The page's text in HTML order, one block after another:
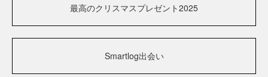
最高のクリスマスプレゼント2025
Smartlog出会い